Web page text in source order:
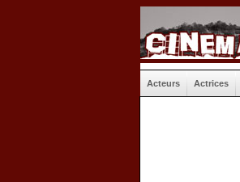
Acteurs Actrices